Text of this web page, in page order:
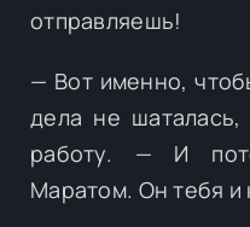
отправляешь!
— Вот именно,
дела не
работу. — И
Маратом. Он тебя и